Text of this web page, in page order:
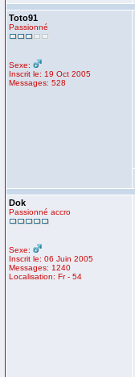
Toto91
Passionné
Sexe:
Inscrit le: 19 Oct 2005
Messages: 528
Dok
Passionné accro
Sexe:
Inscrit le: 06 Juin 2005
Messages: 1240
Localisation: Fr - 54